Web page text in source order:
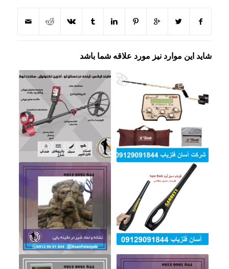
شاید این موارد نیز مورد علاقه شما باشد